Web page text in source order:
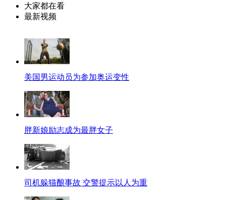
大家都在看
最新视频
美国男运动员为参加奥运变性
胖新娘励志成为最胖女子
司机躲猫酿事故 交警提示以人为重